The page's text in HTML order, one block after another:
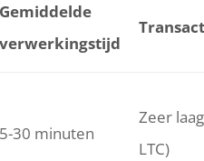
Gemiddelde
verwerkingstijd
5-30 minuten
Zeer
LTC)